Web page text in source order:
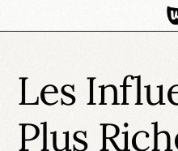
Les
Plus